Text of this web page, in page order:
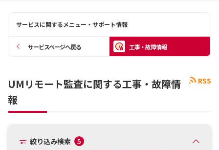
OCNのお客さまはこちら
工事・故障情報通知サー
サービスに関するメニュー・サポート情報
サービスページへ戻る 工事・故障情報
RSS
UMリモート監査に関する工事・故障情
報
絞り込み検索
5